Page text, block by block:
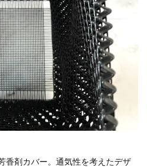
香剤カバー。通気性を考えたデザ